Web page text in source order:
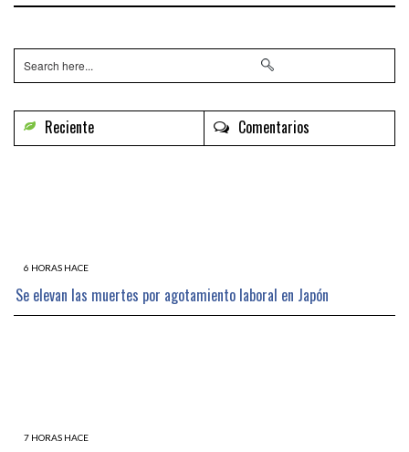
Reciente Comentarios
6 HORAS HACE
Se elevan las muertes por agotamiento laboral en Japón
7 HORAS HACE